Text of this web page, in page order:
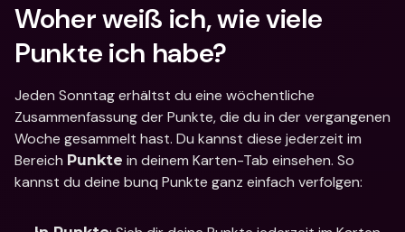
Woher weiß ich, wie viele
Punkte ich habe?
Jeden Sonntag erhältst du eine wöchentliche
Zusammenfassung der Punkte, die du in der vergangenen
Woche gesammelt hast. Du kannst diese jederzeit im
Bereich Punkte in deinem Karten-Tab einsehen. So
kannst du deine bunq Punkte ganz einfach verfolgen: